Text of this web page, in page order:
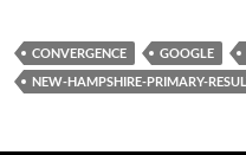
CONVERGENCE GOOGLE
NEW-HAMPSHIRE-PRIMARY-